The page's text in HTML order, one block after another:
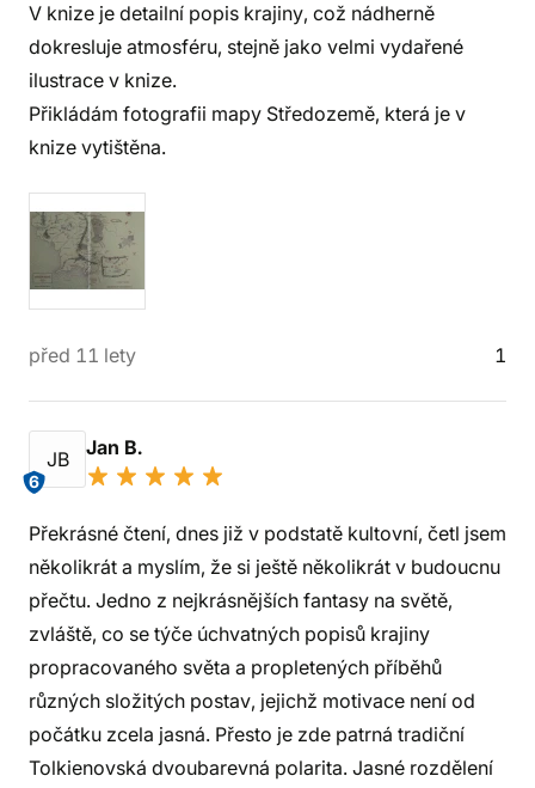
V knize je detailní popis krajiny, což nádherně
dokresluje atmosféru, stejně jako velmi vydařené
ilustrace v knize.
Přikládám fotografii mapy Středozemě, která je v
knize vytištěna.
před 11 lety 1
JB
6
Jan B.
Překrásné čtení, dnes již v podstatě kultovní, četl jsem
několikrát a myslím, že si ještě několikrát v budoucnu
přečtu. Jedno z nejkrásnějších fantasy na světě,
zvláště, co se týče úchvatných popisů krajiny
propracovaného světa a propletených příběhů
různých složitých postav, jejichž motivace není od
počátku zcela jasná. Přesto je zde patrná tradiční
Tolkienovská dvoubarevná polarita. Jasné rozdělení